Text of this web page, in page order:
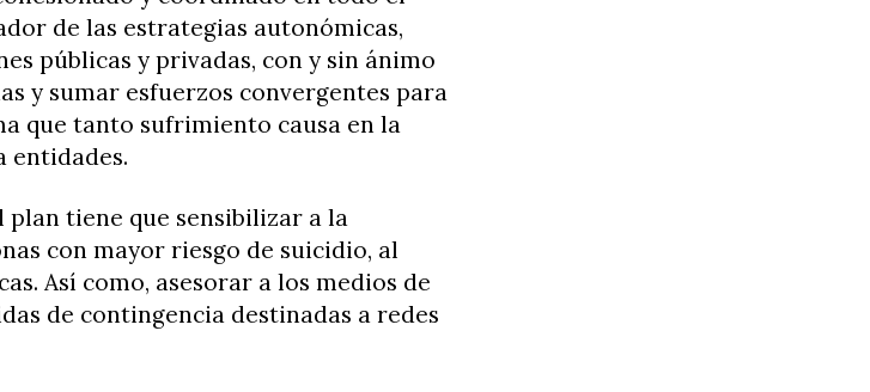
de las estrategias autonómicas,
públicas y privadas, con y sin ánimo
y sumar esfuerzos convergentes para
que tanto sufrimiento causa en la
entidades.
plan tiene que sensibilizar a la
con mayor riesgo de suicidio, al
Así como, asesorar a los medios de
de contingencia destinadas a redes